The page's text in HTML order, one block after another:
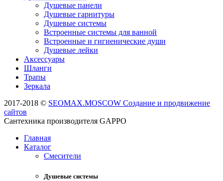
Душевые панели
Душевые гарнитуры
Душевые системы
Встроенные системы для ванной
Встроенные и гигиенические души
Душевые лейки
Аксессуары
Шланги
Трапы
Зеркала
2017-2018 © SEOMAX.MOSCOW Создание и продвижение
сайтов
Сантехника производителя GAPPO
Главная
Каталог
Смесители
Душевые системы